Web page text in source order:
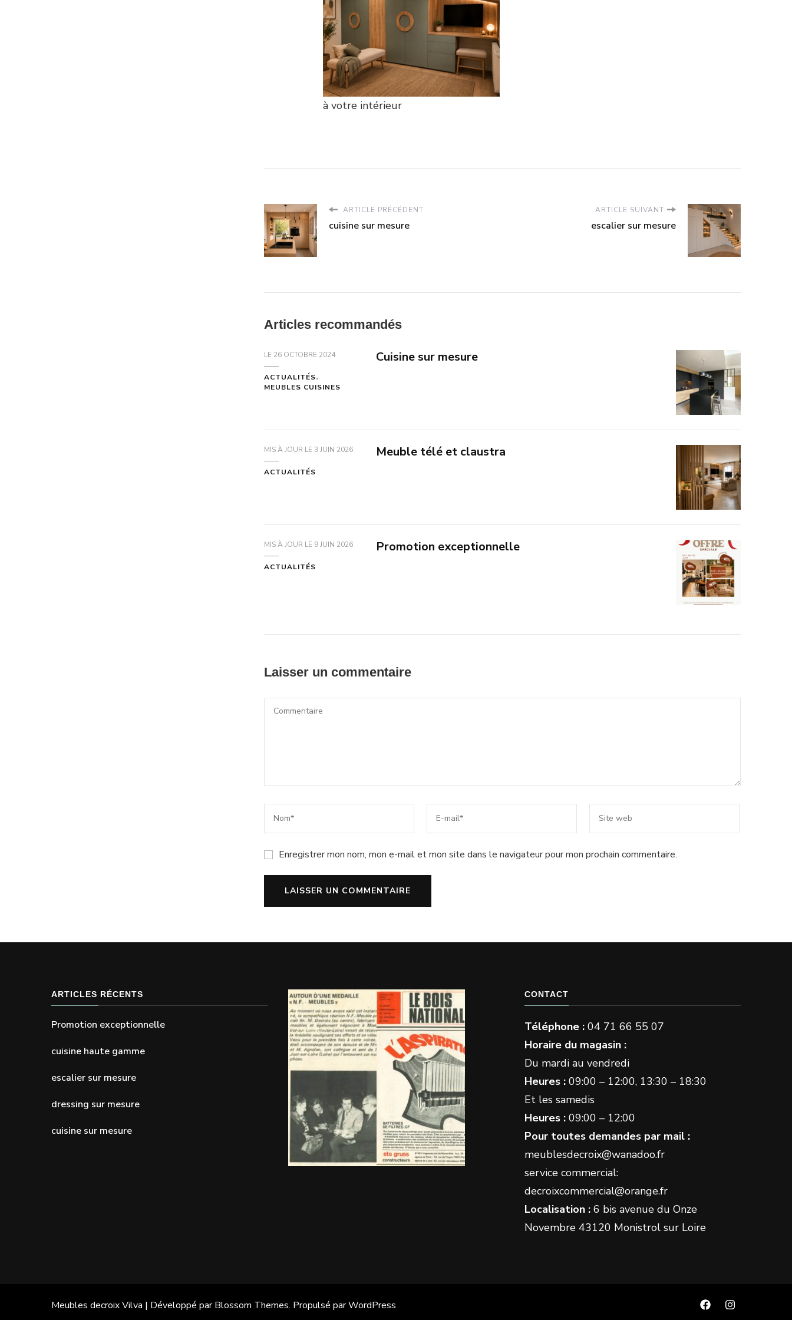
à votre intérieur
ARTICLE PRÉCÉDENT
cuisine sur mesure
ARTICLE SUIVANT
escalier sur mesure
Articles recommandés
LE 26 OCTOBRE 2024
ACTUALITÉS
MEUBLES CUISINES
Cuisine sur mesure
MIS À JOUR LE 3 JUIN 2026
ACTUALITÉS
Meuble télé et claustra
MIS À JOUR LE 9 JUIN 2026
ACTUALITÉS
Promotion exceptionnelle
Laisser un commentaire
Enregistrer mon nom, mon e-mail et mon site dans le navigateur pour mon prochain commentaire.
ARTICLES RÉCENTS
Promotion exceptionnelle
cuisine haute gamme
escalier sur mesure
dressing sur mesure
cuisine sur mesure
CONTACT
Téléphone : 04 71 66 55 07
Horaire du magasin :
Du mardi au vendredi
Heures : 09:00 – 12:00, 13:30 – 18:30
Et les samedis
Heures : 09:00 – 12:00
Pour toutes demandes par mail :
meublesdecroix@wanadoo.fr
service commercial:
decroixcommercial@orange.fr
Localisation : 6 bis avenue du Onze
Novembre 43120 Monistrol sur Loire
Meubles decroixVilva | Développé parBlossom Themes. Propulsé parWordPress